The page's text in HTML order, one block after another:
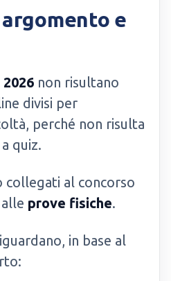
e
non risultano
divisi per
perché non risulta
quiz.
collegati al concorso
prove fisiche.
in base al